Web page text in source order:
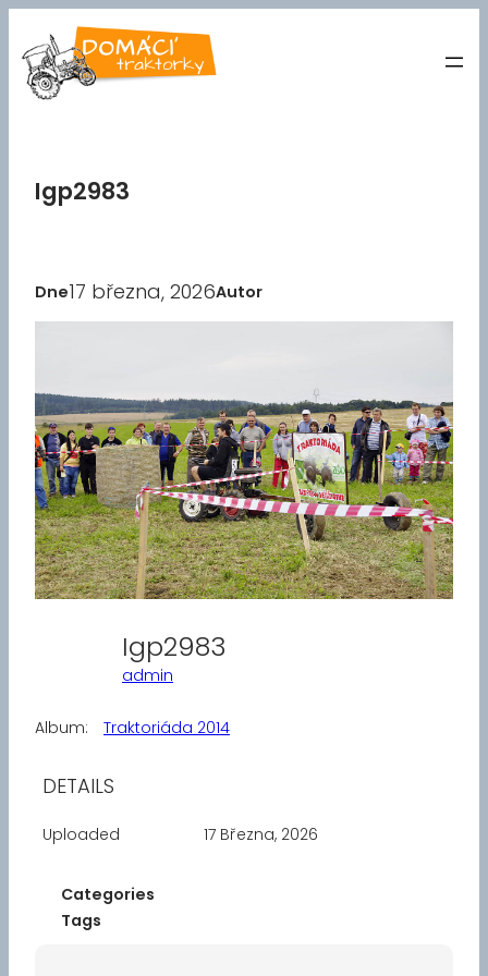
na
obsah
Igp2983
Dne17 března, 2026Autor
Igp2983
admin
Album: Traktoriáda 2014
DETAILS
Uploaded 17 Března, 2026
Categories
Tags